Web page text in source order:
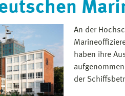
An der
haben ihre
der